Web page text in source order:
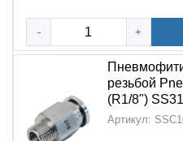
- +
резьбой
(R1/8")
Артикул: